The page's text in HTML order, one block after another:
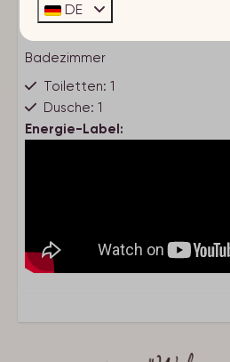
Küche
Kombi-Mikrowelle
Spülmaschine
Gefrierfach/schrank
Toaster
Gesellschaft
Doppelbett: 1
Badezimmer
Toiletten: 1
Dusche: 1
Energie-Label:
DE